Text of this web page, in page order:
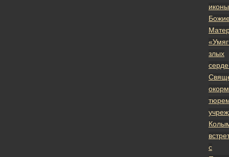
иконы
злых
с